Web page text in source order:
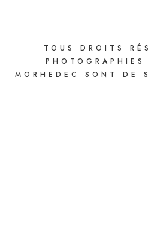
TOUS DROITS
MORHEDEC SONT DE